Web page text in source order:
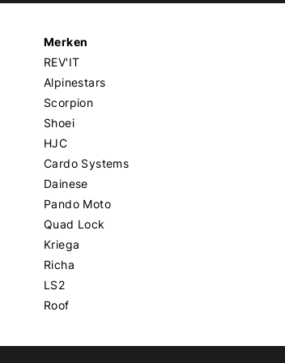
Merken
REV'IT
Alpinestars
Scorpion
Shoei
HJC
Cardo Systems
Dainese
Pando Moto
Quad Lock
Kriega
Richa
LS2
Roof